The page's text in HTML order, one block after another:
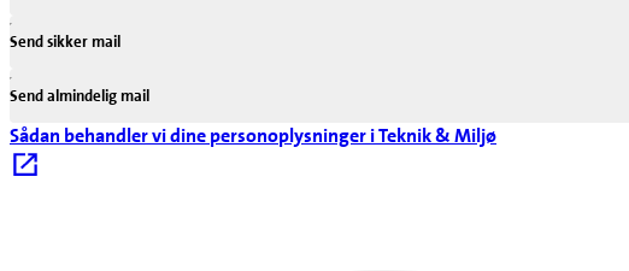
Send sikker mail
Send almindelig mail
Sådan behandler vi dine personoplysninger i Teknik & Miljø